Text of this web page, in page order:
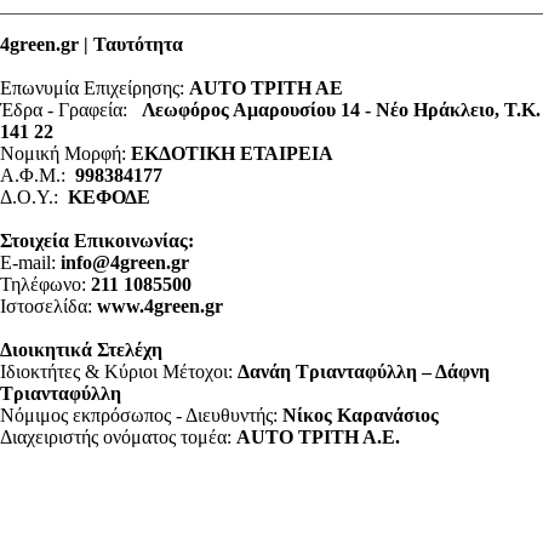
4green.gr | Ταυτότητα
Επωνυμία Επιχείρησης: AUTO ΤΡΙΤΗ ΑΕ
Έδρα - Γραφεία: Λεωφόρος Αμαρουσίου 14 - Νέο Ηράκλειο, Τ.Κ.
141 22
Νομική Μορφή: ΕΚΔΟΤΙΚΗ ΕΤΑΙΡΕΙΑ
Α.Φ.Μ.: 998384177
Δ.Ο.Υ.: ΚΕΦΟΔΕ
Στοιχεία Επικοινωνίας:
E-mail: info@4green.gr
Τηλέφωνο: 211 1085500
Ιστοσελίδα: www.4green.gr
Διοικητικά Στελέχη
Ιδιοκτήτες & Κύριοι Μέτοχοι: Δανάη Τριανταφύλλη – Δάφνη
Τριανταφύλλη
Νόμιμος εκπρόσωπος - Διευθυντής: Νίκος Καρανάσιος
Διαχειριστής ονόματος τομέα: ΑUTO ΤΡΙΤΗ Α.Ε.